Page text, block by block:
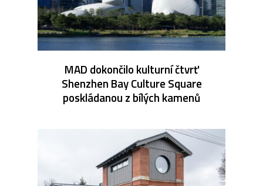
MAD dokončilo kulturní čtvrť
Shenzhen Bay Culture Square
poskládanou z bílých kamenů